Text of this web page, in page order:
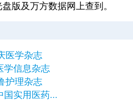
版及万方数据网上查到。
医学杂志
学信息杂志
护理杂志
国实用医药...